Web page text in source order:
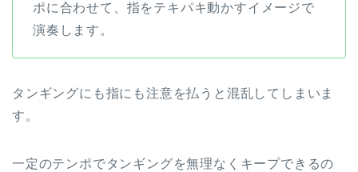
ポに合わせて、指をテキパキ動かすイメージで
演奏します。
タンギングにも指にも注意を払うと混乱してしまいま
す。
一定のテンポでタンギングを無理なくキープできるの